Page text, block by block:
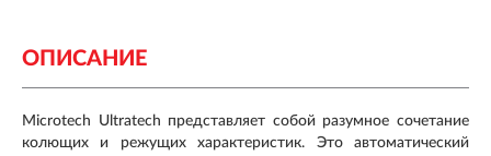
ОПИСАНИЕ
Microtech Ultratech представляет собой разумное сочетание
колющих и режущих характеристик. Это автоматический